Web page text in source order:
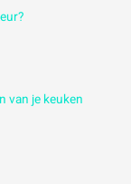
van je keuken